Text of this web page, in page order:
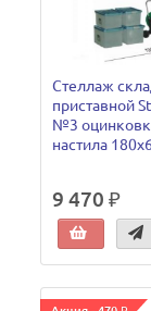
Стеллаж
приставной
№3
настила
9 470 ₽